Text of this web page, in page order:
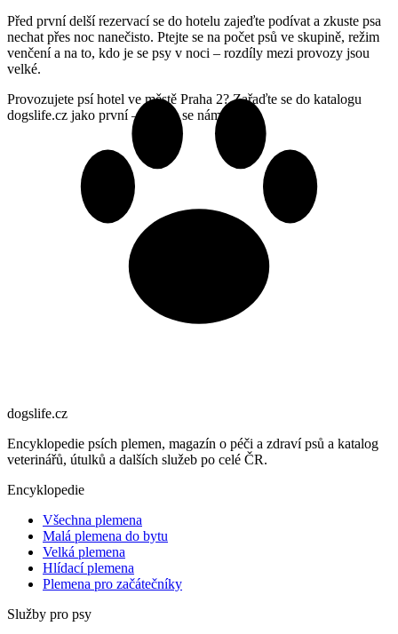
Před první delší rezervací se do hotelu zajeďte podívat a zkuste psa
nechat přes noc nanečisto. Ptejte se na počet psů ve skupině, režim
venčení a na to, kdo je se psy v noci – rozdíly mezi provozy jsou
velké.
Provozujete psí hotel ve městě Praha 2? Zařaďte se do katalogu
dogslife.cz jako první – ozvěte se nám.
dogslife.cz
Encyklopedie psích plemen, magazín o péči a zdraví psů a katalog
veterinářů, útulků a dalších služeb po celé ČR.
Encyklopedie
Všechna plemena
Malá plemena do bytu
Velká plemena
Hlídací plemena
Plemena pro začátečníky
Služby pro psy